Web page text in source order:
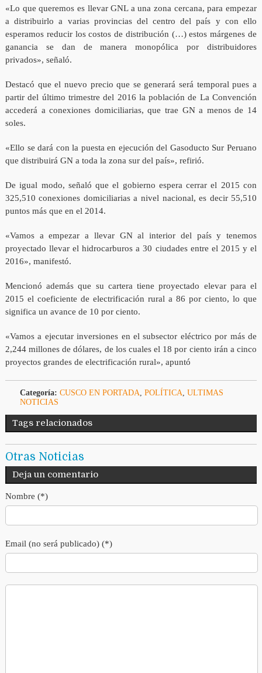
«Lo que queremos es llevar GNL a una zona cercana, para empezar
a distribuirlo a varias provincias del centro del país y con ello
esperamos reducir los costos de distribución (…) estos márgenes de
ganancia se dan de manera monopólica por distribuidores
privados», señaló.
Destacó que el nuevo precio que se generará será temporal pues a
partir del último trimestre del 2016 la población de La Convención
accederá a conexiones domiciliarias, que trae GN a menos de 14
soles.
«Ello se dará con la puesta en ejecución del Gasoducto Sur Peruano
que distribuirá GN a toda la zona sur del país», refirió.
De igual modo, señaló que el gobierno espera cerrar el 2015 con
325,510 conexiones domiciliarias a nivel nacional, es decir 55,510
puntos más que en el 2014.
«Vamos a empezar a llevar GN al interior del país y tenemos
proyectado llevar el hidrocarburos a 30 ciudades entre el 2015 y el
2016», manifestó.
Mencionó además que su cartera tiene proyectado elevar para el
2015 el coeficiente de electrificación rural a 86 por ciento, lo que
significa un avance de 10 por ciento.
«Vamos a ejecutar inversiones en el subsector eléctrico por más de
2,244 millones de dólares, de los cuales el 18 por ciento irán a cinco
proyectos grandes de electrificación rural», apuntó
Categoría: CUSCO EN PORTADA POLÍTICA ULTIMAS
NOTICIAS
Tags relacionados
Otras Noticias
Deja un comentario
Nombre (*)
Email (no será publicado) (*)